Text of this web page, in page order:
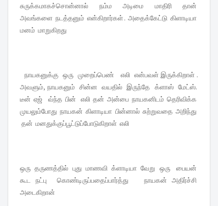
சுருக்கமாகச்சொன்னால் நம்ம அடிமை மாதிரி தான்
அவங்களை நடத்தனும் என்கிறார்கள் . அதைக்கேட்டு கிளாடியா
மனம் மாறுகிறது
நாயகனுக்கு ஒரு முறைப்பெண் எலி என்பவள் இருக்கிறாள் .
அவளும், நாயகனும் சின்ன வயதில் இருந்தே க்ளாஸ் மேட்ஸ்.
டீன் ஏஜ் வ்ந்த பின் எலி தன் அன்பை நாயகனிடம் தெரிவிக்க
முயலும்போது நாயகன் கிளாடியா பின்னால் சுற்றுவதை அறிந்து
தன் மனதுக்குப்பூட்டுப்போடுகிறாள் எலி
ஒரு தருணத்தில் புது மாணவி க்ளாடியா வேறு ஒரு பையன்
கூட நட்பு கொண்டிருப்பதைப்பார்த்து நாயகன் அதிர்ச்சி
அடைகிறான்